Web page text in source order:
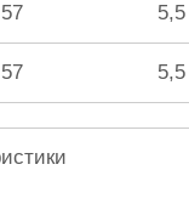
57 5,5
57 5,5